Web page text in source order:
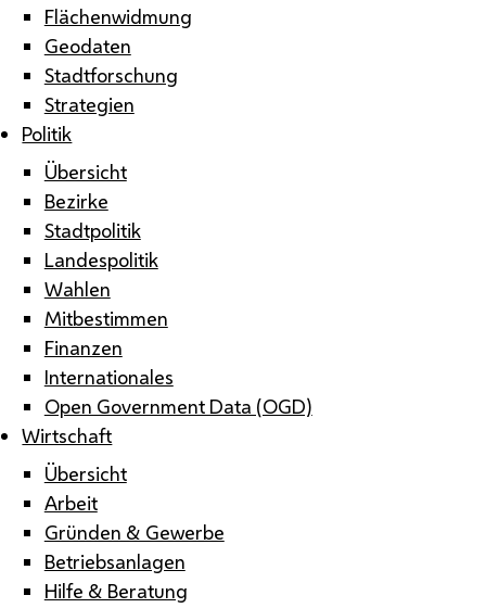
Flächenwidmung
Geodaten
Stadtforschung
Strategien
Politik
Übersicht
Bezirke
Stadtpolitik
Landespolitik
Wahlen
Mitbestimmen
Finanzen
Internationales
Open Government Data (OGD)
Wirtschaft
Übersicht
Arbeit
Gründen & Gewerbe
Betriebsanlagen
Hilfe & Beratung